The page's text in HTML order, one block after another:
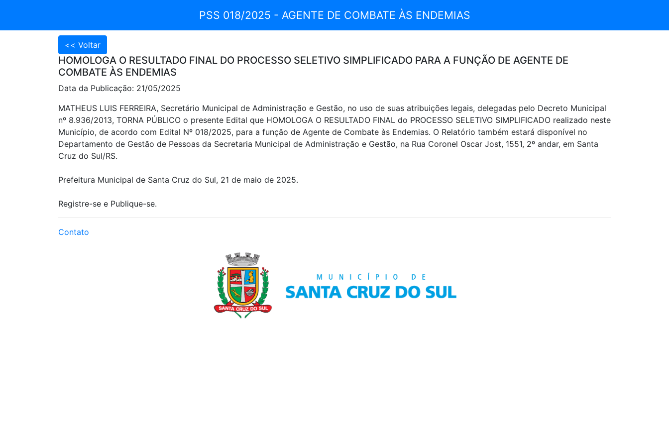
PSS 018/2025 - AGENTE DE COMBATE ÀS ENDEMIAS
HOMOLOGA O RESULTADO FINAL DO PROCESSO SELETIVO SIMPLIFICADO PARA A FUNÇÃO DE AGENTE DE
COMBATE ÀS ENDEMIAS
Data da Publicação: 21/05/2025
MATHEUS LUIS FERREIRA, Secretário Municipal de Administração e Gestão, no uso de suas atribuições legais, delegadas pelo Decreto Municipal
nº 8.936/2013, TORNA PÚBLICO o presente Edital que HOMOLOGA O RESULTADO FINAL do PROCESSO SELETIVO SIMPLIFICADO realizado neste
Município, de acordo com Edital Nº 018/2025, para a função de Agente de Combate às Endemias. O Relatório também estará disponível no
Departamento de Gestão de Pessoas da Secretaria Municipal de Administração e Gestão, na Rua Coronel Oscar Jost, 1551, 2º andar, em Santa
Cruz do Sul/RS.
Prefeitura Municipal de Santa Cruz do Sul, 21 de maio de 2025.
Registre-se e Publique-se.
Contato